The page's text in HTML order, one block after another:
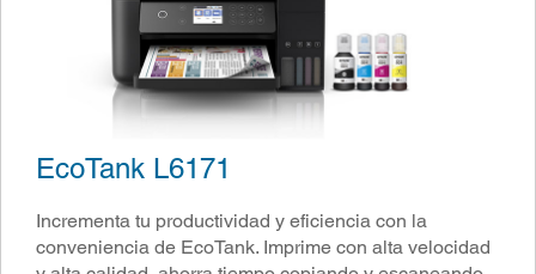
EcoTank L6171
Incrementa tu productividad y eficiencia con la
conveniencia de EcoTank. Imprime con alta velocidad